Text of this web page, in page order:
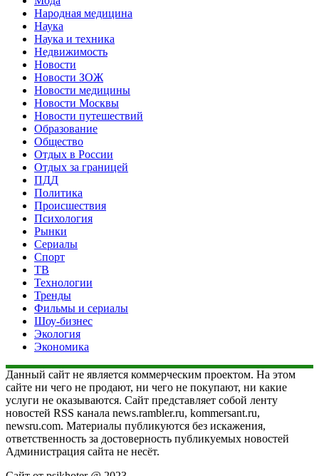
Народная медицина
Наука
Наука и техника
Недвижимость
Новости
Новости ЗОЖ
Новости медицины
Новости Москвы
Новости путешествий
Образование
Общество
Отдых в России
Отдых за границей
ПДД
Политика
Происшествия
Психология
Рынки
Сериалы
Спорт
ТВ
Технологии
Тренды
Фильмы и сериалы
Шоу-бизнес
Экология
Экономика
Данный сайт не является коммерческим проектом. На этом
сайте ни чего не продают, ни чего не покупают, ни какие
услуги не оказываются. Сайт представляет собой ленту
новостей RSS канала news.rambler.ru, kommersant.ru,
newsru.com. Материалы публикуются без искажения,
ответственность за достоверность публикуемых новостей
Администрация сайта не несёт.